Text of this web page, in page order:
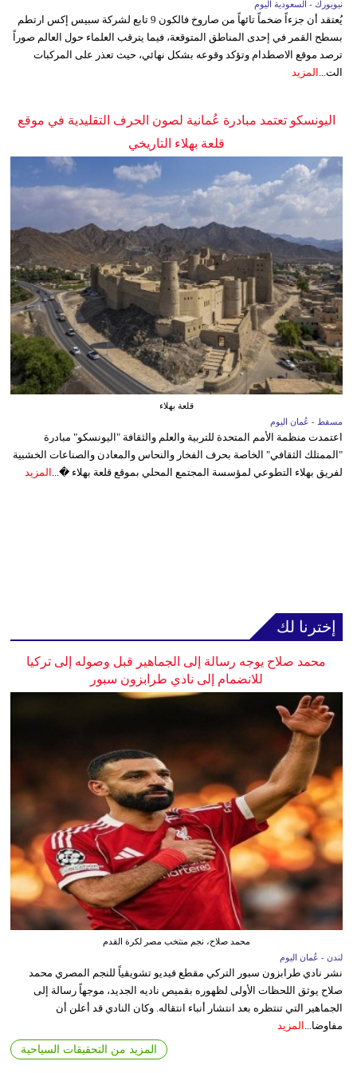
نيويورك - السعودية اليوم
يُعتقد أن جزءاً ضخماً تائهاً من صاروخ فالكون 9 تابع لشركة سبيس إكس ارتطم
بسطح القمر في إحدى المناطق المتوقعة، فيما يترقب العلماء حول العالم صوراً
ترصد موقع الاصطدام وتؤكد وقوعه بشكل نهائي، حيث تعذر على المركبات
الت... المزيد
اليونسكو تعتمد مبادرة عُمانية لصون الحرف التقليدية في موقع
قلعة بهلاء التاريخي
قلعة بهلاء
مسقط - عُمان اليوم
اعتمدت منظمة الأمم المتحدة للتربية والعلم والثقافة "اليونسكو" مبادرة
"الممتلك الثقافي" الخاصة بحرف الفخار والنحاس والمعادن والصناعات الخشبية
لفريق بهلاء التطوعي لمؤسسة المجتمع المحلي بموقع قلعة بهلاء �... المزيد
إخترنا لك
محمد صلاح يوجه رسالة إلى الجماهير قبل وصوله إلى تركيا
للانضمام إلى نادي طرابزون سبور
محمد صلاح، نجم منتخب مصر لكرة القدم
لندن - عُمان اليوم
نشر نادي طرابزون سبور التركي مقطع فيديو تشويقياً للنجم المصري محمد
صلاح يوثق اللحظات الأولى لظهوره بقميص ناديه الجديد، موجهاً رسالة إلى
الجماهير التي تنتظره بعد انتشار أنباء انتقاله. وكان النادي قد أعلن أن
مفاوضا...
المزيد
المزيد من التحقيقات السياحية